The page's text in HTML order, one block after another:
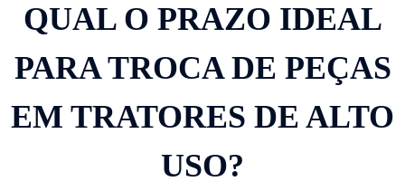
QUAL O PRAZO IDEAL
PARA TROCA DE PEÇAS
EM TRATORES DE ALTO
USO?